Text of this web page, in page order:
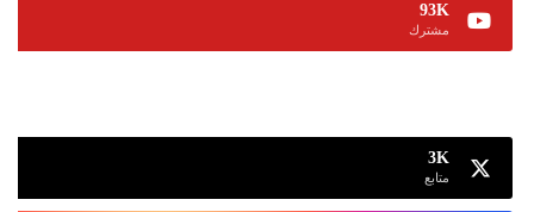
93K
مشترك
3K
متابع